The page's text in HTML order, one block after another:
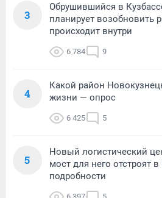
3
Обрушившийся в
планирует возобновить
происходит внутри
6 784 9
4
Какой район
жизни — опрос
6 425 5
5
Новый логистический
мост для него отстроят
подробности